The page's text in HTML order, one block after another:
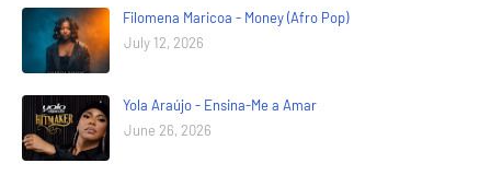
Filomena Maricoa - Money (Afro Pop)
July 12, 2026
Yola Araújo - Ensina-Me a Amar
June 26, 2026